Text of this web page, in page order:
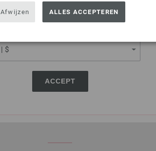
USA - The United States of America
ACCEPT
Afwijzen ALLES ACCEPTEREN
8,36 €